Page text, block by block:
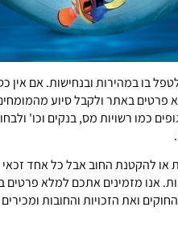
בו במהירות ובנחישות. אם אין
פרטים באתר ולקבל סיוע
כמו רשויות מס, בנקים וכו'
להקטנת החוב אבל כל אחד זכאי
אנו מזמינים אתכם למלא
ואת הזכויות והחובות